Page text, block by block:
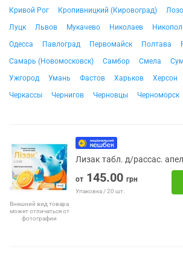
Кривой Рог
Кропивницкий (Кировоград)
Луцк
Львов Мукачево Николаев
Одесса
Павлоград Первомайск Полтава
Самарь (Новомосковск)
Самбор Смела
Ужгород
Умань Фастов Харьков Херсон
Черкассы
Чернигов Черновцы Черноморск
Внешний вид товара
может отличаться от
фотографии
Лизак табл. д/рассас.
от 145.00 грн
Упаковка / 20 шт.